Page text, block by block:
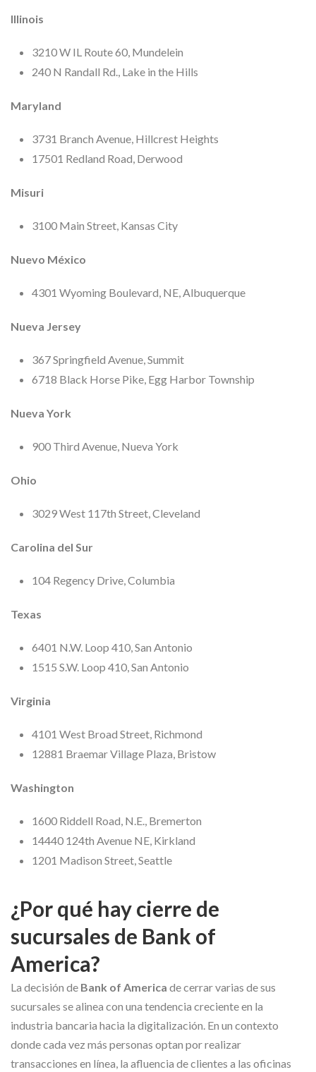
Illinois
3210 W IL Route 60, Mundelein
240 N Randall Rd., Lake in the Hills
Maryland
3731 Branch Avenue, Hillcrest Heights
17501 Redland Road, Derwood
Misuri
3100 Main Street, Kansas City
Nuevo México
4301 Wyoming Boulevard, NE, Albuquerque
Nueva Jersey
367 Springfield Avenue, Summit
6718 Black Horse Pike, Egg Harbor Township
Nueva York
900 Third Avenue, Nueva York
Ohio
3029 West 117th Street, Cleveland
Carolina del Sur
104 Regency Drive, Columbia
Texas
6401 N.W. Loop 410, San Antonio
1515 S.W. Loop 410, San Antonio
Virginia
4101 West Broad Street, Richmond
12881 Braemar Village Plaza, Bristow
Washington
1600 Riddell Road, N.E., Bremerton
14440 124th Avenue NE, Kirkland
1201 Madison Street, Seattle
¿Por qué hay cierre de
sucursales de Bank of
America?
La decisión de Bank of America de cerrar varias de sus
sucursales se alinea con una tendencia creciente en la
industria bancaria hacia la digitalización. En un contexto
donde cada vez más personas optan por realizar
transacciones en línea, la afluencia de clientes a las oficinas